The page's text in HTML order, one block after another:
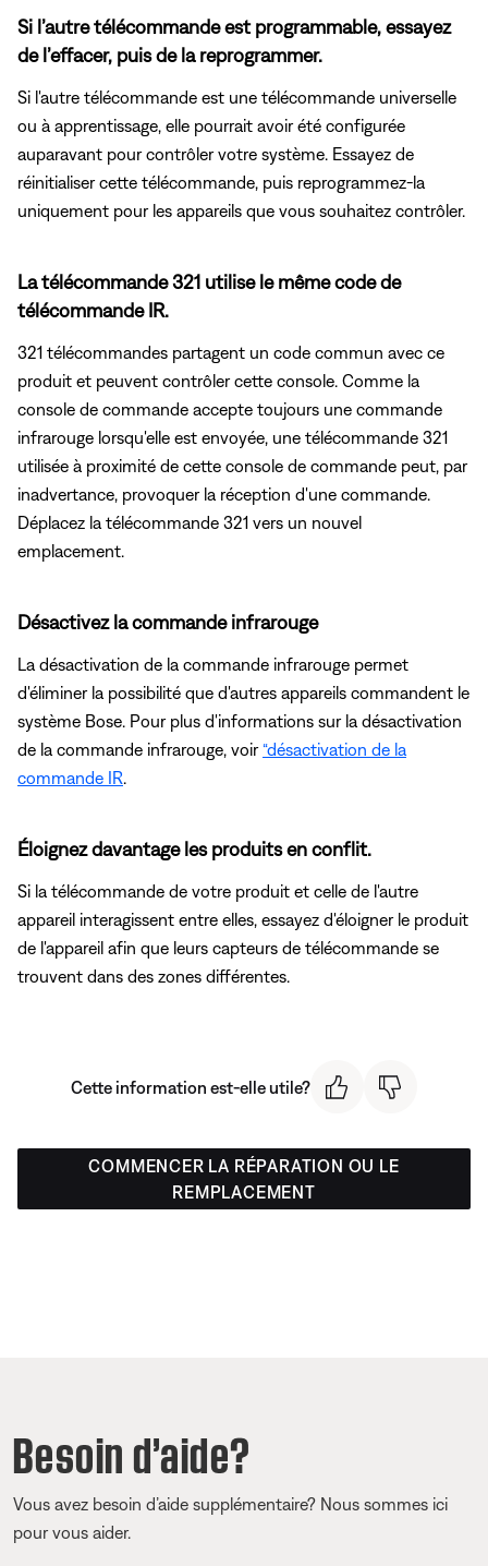
Si l’autre télécommande est programmable, essayez
de l’effacer, puis de la reprogrammer.
Si l'autre télécommande est une télécommande universelle
ou à apprentissage, elle pourrait avoir été configurée
auparavant pour contrôler votre système. Essayez de
réinitialiser cette télécommande, puis reprogrammez-la
uniquement pour les appareils que vous souhaitez contrôler.
La télécommande 321 utilise le même code de
télécommande IR.
321 télécommandes partagent un code commun avec ce
produit et peuvent contrôler cette console. Comme la
console de commande accepte toujours une commande
infrarouge lorsqu'elle est envoyée, une télécommande 321
utilisée à proximité de cette console de commande peut, par
inadvertance, provoquer la réception d'une commande.
Déplacez la télécommande 321 vers un nouvel
emplacement.
Désactivez la commande infrarouge
La désactivation de la commande infrarouge permet
d'éliminer la possibilité que d'autres appareils commandent le
système Bose. Pour plus d'informations sur la désactivation
de la commande infrarouge, voir“désactivation de la
commande IR.
Éloignez davantage les produits en conflit.
Si la télécommande de votre produit et celle de l'autre
appareil interagissent entre elles, essayez d'éloigner le produit
de l'appareil afin que leurs capteurs de télécommande se
trouvent dans des zones différentes.
Cette information est-elle utile?
COMMENCER LA RÉPARATION OU LE
REMPLACEMENT
Besoin d’aide?
Vous avez besoin d’aide supplémentaire? Nous sommes ici
pour vous aider.